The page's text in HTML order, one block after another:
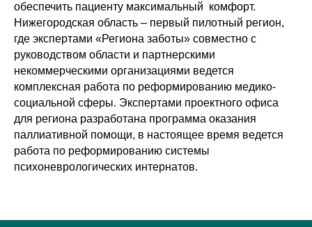
обеспечить пациенту максимальный комфорт.
Нижегородская область – первый пилотный регион,
где экспертами «Региона заботы» совместно с
руководством области и партнерскими
некоммерческими организациями ведется
комплексная работа по реформированию медико-
социальной сферы. Экспертами проектного офиса
для региона разработана программа оказания
паллиативной помощи, в настоящее время ведется
работа по реформированию системы
психоневрологических интернатов.